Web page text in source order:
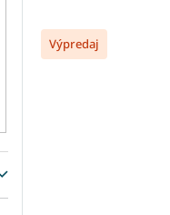
Výpredaj